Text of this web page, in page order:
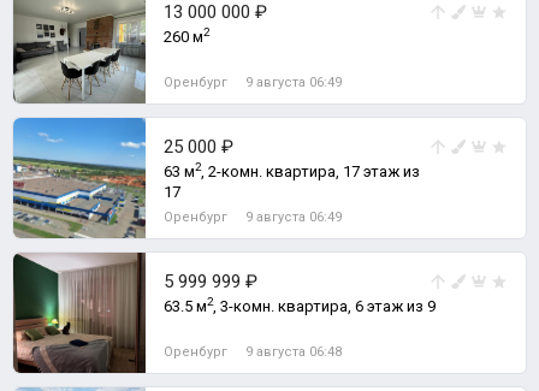
13 000 000 ₽
260 м2
Оренбург 9 августа 06:49
25 000 ₽
63 м2, 2-комн. квартира, 17 этаж из
17
Оренбург 9 августа 06:49
5 999 999 ₽
63.5 м2, 3-комн. квартира, 6 этаж из 9
Оренбург 9 августа 06:48